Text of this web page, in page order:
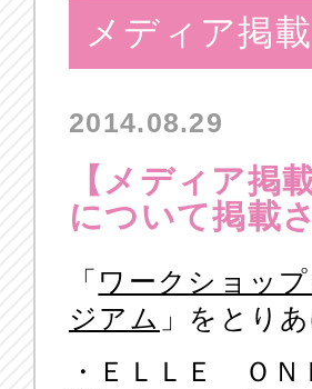
メディア掲載
2014.08.29
【メディア掲
について掲載
「 ワークショッ
ジアム 」をとり
・ＥＬＬＥ Ｏ